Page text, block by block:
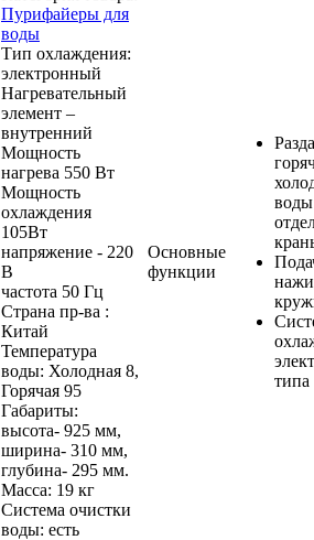
Пурифайеры для
воды
Тип охлаждения:
электронный
Нагревательный
элемент –
внутренний
Мощность
нагрева 550 Вт
Мощность
охлаждения
105Вт
напряжение - 220
В
частота 50 Гц
Страна пр-ва :
Китай
Температура
воды: Холодная 8,
Горячая 95
Габариты:
высота- 925 мм,
ширина- 310 мм,
глубина- 295 мм.
Масса: 19 кг
Система очистки
воды: есть
Основные
функции
воды
типа